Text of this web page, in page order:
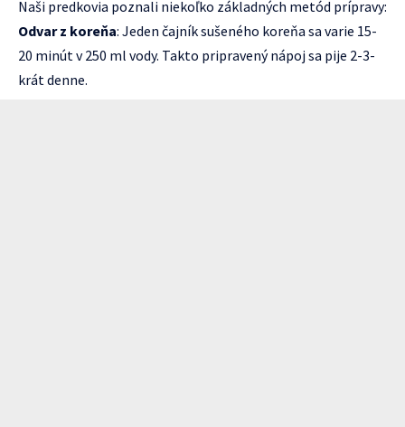
Naši predkovia poznali niekoľko základných metód prípravy:
Odvar z koreňa: Jeden čajník sušeného koreňa sa varie 15-
20 minút v 250 ml vody. Takto pripravený nápoj sa pije 2-3-
krát denne.